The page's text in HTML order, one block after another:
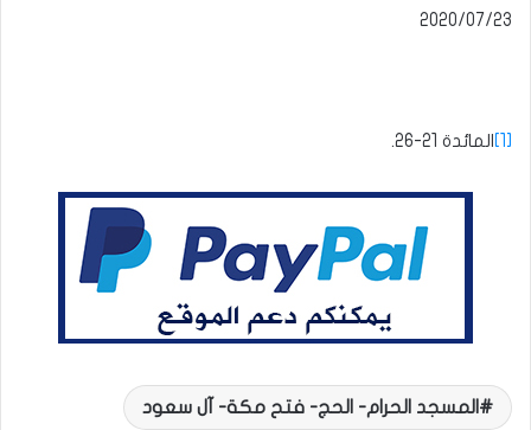
[1] المائدة 21-26.
المسجد الحرام- الحج- فتح مكة- آل سعود